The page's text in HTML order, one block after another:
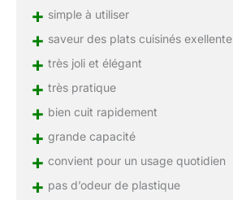
+ simple à utiliser
+ saveur des plats cuisinés exellente
+ très joli et élégant
+ très pratique
+ bien cuit rapidement
+ grande capacité
+ convient pour un usage quotidien
+ pas d’odeur de plastique